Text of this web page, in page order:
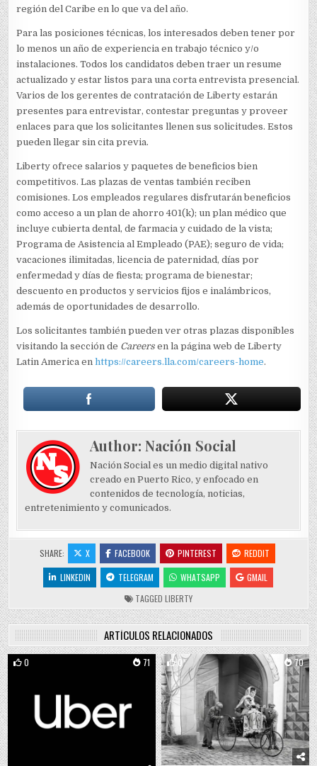
región del Caribe en lo que va del año.
Para las posiciones técnicas, los interesados deben tener por
lo menos un año de experiencia en trabajo técnico y/o
instalaciones. Todos los candidatos deben traer un resume
actualizado y estar listos para una corta entrevista presencial.
Varios de los gerentes de contratación de Liberty estarán
presentes para entrevistar, contestar preguntas y proveer
enlaces para que los solicitantes llenen sus solicitudes. Estos
pueden llegar sin cita previa.
Liberty ofrece salarios y paquetes de beneficios bien
competitivos. Las plazas de ventas también reciben
comisiones. Los empleados regulares disfrutarán beneficios
como acceso a un plan de ahorro 401(k); un plan médico que
incluye cubierta dental, de farmacia y cuidado de la vista;
Programa de Asistencia al Empleado (PAE); seguro de vida;
vacaciones ilimitadas, licencia de paternidad, días por
enfermedad y días de fiesta; programa de bienestar;
descuento en productos y servicios fijos e inalámbricos,
además de oportunidades de desarrollo.
Los solicitantes también pueden ver otras plazas disponibles
visitando la sección de Careers en la página web de Liberty
Latin America enhttps://careers.lla.com/careers-home.
Author:Nación Social
Nación Social es un medio digital nativo
creado en Puerto Rico, y enfocado en
contenidos de tecnología, noticias,
entretenimiento y comunicados.
SHARE: X FACEBOOK PINTEREST
REDDIT
LINKEDIN
TELEGRAM WHATSAPP
GMAIL
TAGGED LIBERTY
ARTÍCULOS RELACIONADOS
0 71 0 70